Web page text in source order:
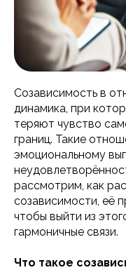
Созависимость в
динамика, при
теряют чувство
границ. Такие
эмоциональному
рассмотрим, как
созависимости, её
чтобы выйти из
гармоничные связи.
Что такое